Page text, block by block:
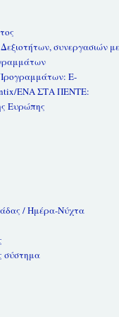
συνεργασιών
E-
ΕΝΑ ΣΤΑ ΠΕΝΤΕ:
Ευρώπης
/ Ημέρα-Νύχτα
σύστημα